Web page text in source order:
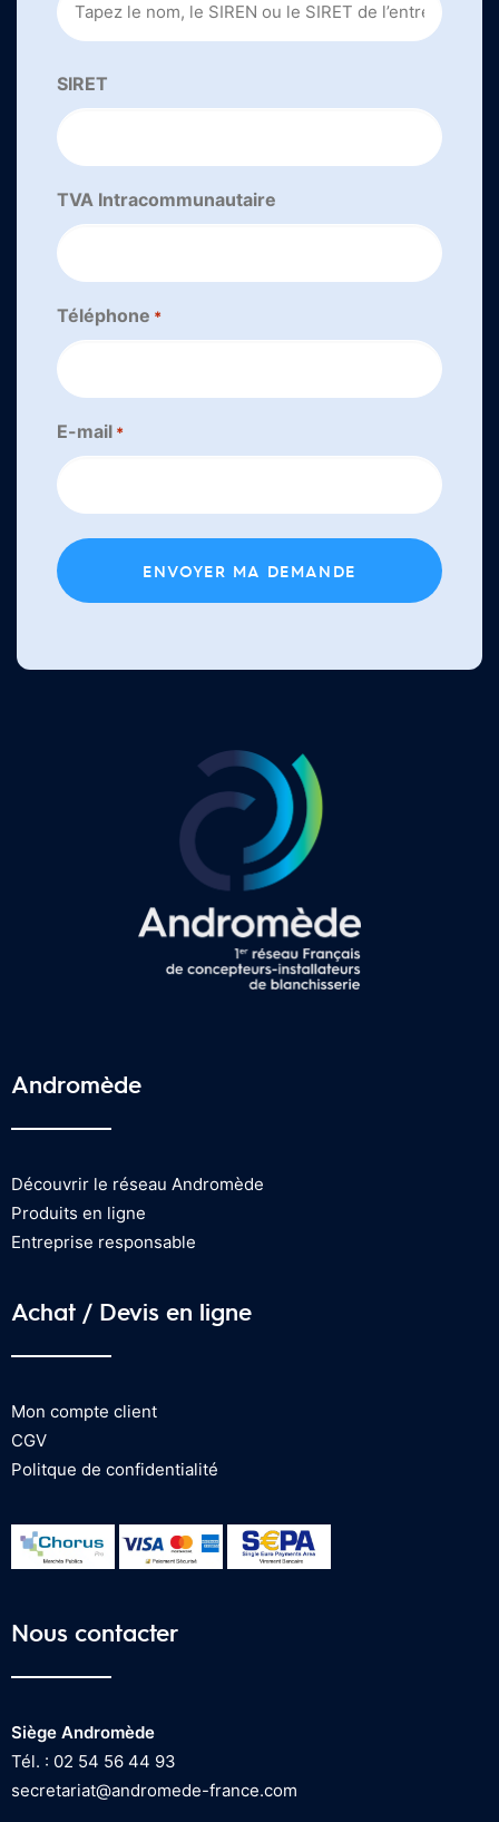
SIRET
TVA Intracommunautaire
Téléphone *
E-mail *
Andromède
Découvrir le réseau Andromède
Produits en ligne
Entreprise responsable
Achat / Devis en ligne
Mon compte client
CGV
Politque de confidentialité
Nous contacter
Siège Andromède
Tél. : 02 54 56 44 93
secretariat@andromede-france.com